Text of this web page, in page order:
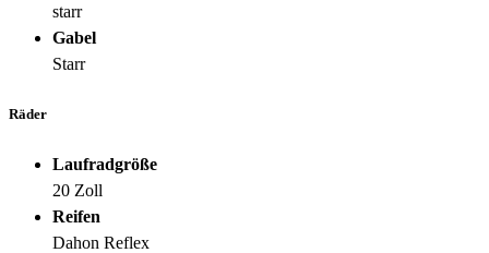
starr
Gabel
Starr
Räder
Laufradgröße
20 Zoll
Reifen
Dahon Reflex